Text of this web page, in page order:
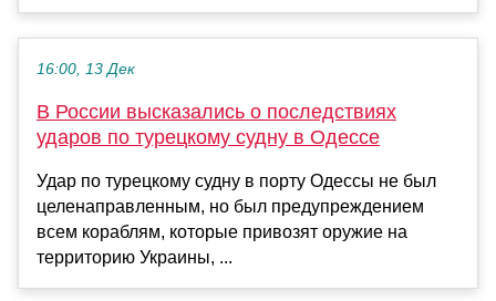
16:00, 13 Дек
В России высказались о последствиях
ударов по турецкому судну в Одессе
Удар по турецкому судну в порту Одессы не был
целенаправленным, но был предупреждением
всем кораблям, которые привозят оружие на
территорию Украины, ...